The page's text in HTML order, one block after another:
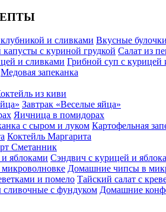
Вкусные
Салат из
Грибной суп с курицей
Медовая запеканка
из киви
Завтрак «Веселые яйца»
Яичница в помидорах
Картофельная
Коктейль Маргарита
Сметанник
Сэндвич с курицей и
Домашние чипсы в
Тайский салат с
Домашние